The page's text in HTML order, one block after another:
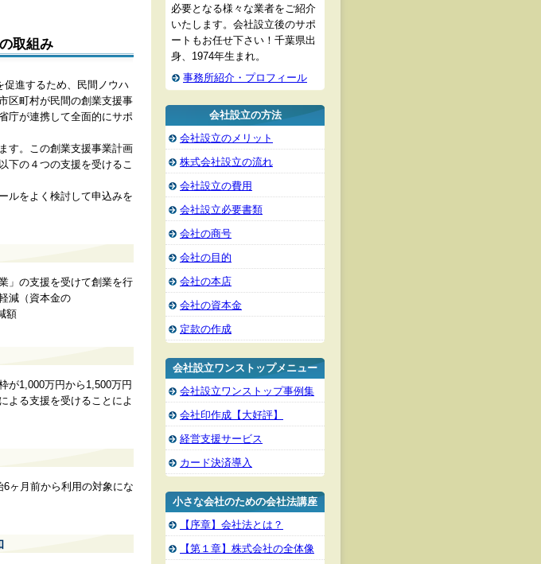
取組み
進するため、民間ノウハ
区町村が民間の創業支援事
庁が連携して全面的にサポ
す。この創業支援事業計画
下の４つの支援を受けるこ
ルをよく検討して申込みを
」の支援を受けて創業を行
減（資本金の
額
が1,000万円から1,500万円
よる支援を受けることによ
ヶ月前から利用の対象にな
必要となる様々な業者をご紹介
いたします。会社設立後のサポ
ートもお任せ下さい！千葉県出
身、1974年生まれ。
事務所紹介・プロフィール
会社設立の方法
会社設立のメリット
株式会社設立の流れ
会社設立の費用
会社設立必要書類
会社の商号
会社の目的
会社の本店
会社の資本金
定款の作成
会社設立ワンストップメニュー
会社設立ワンストップ事例集
会社印作成【大好評】
経営支援サービス
カード決済導入
小さな会社のための会社法講座
【序章】会社法とは？
【第１章】株式会社の全体像